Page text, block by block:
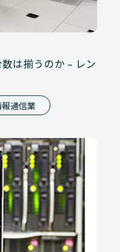
は揃うのか – レン
通信業